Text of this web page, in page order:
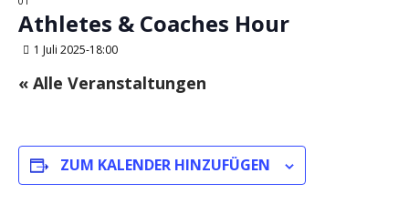
Athletes & Coaches Hour
1 Juli 2025-18:00
« Alle Veranstaltungen
ZUM KALENDER HINZUFÜGEN